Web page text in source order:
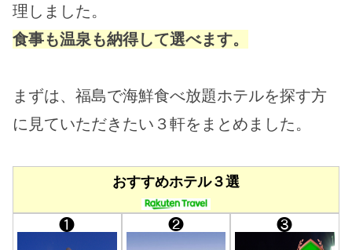
理しました。
食事も温泉も納得して選べます。
まずは、福島で海鮮食べ放題ホテルを探す方
に見ていただきたい３軒をまとめました。
おすすめホテル３選
❶ ❷ ❸